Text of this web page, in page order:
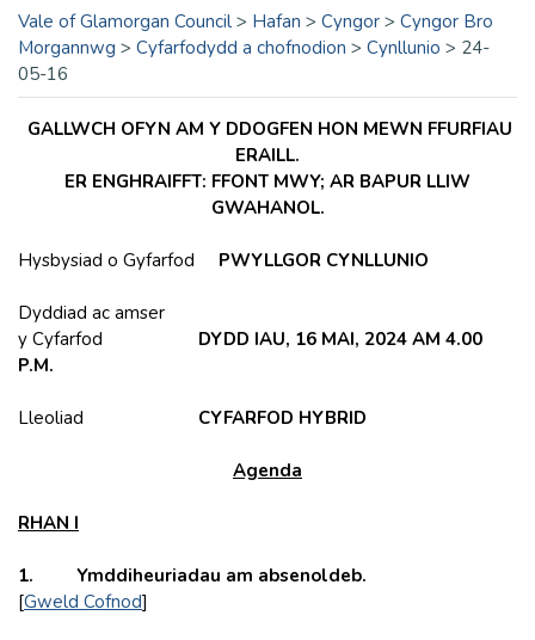
Vale of Glamorgan Council > Hafan > Cyngor > Cyngor Bro
Morgannwg > Cyfarfodydd a chofnodion > Cynllunio > 24-
05-16
GALLWCH OFYN AM Y DDOGFEN HON MEWN FFURFIAU
ERAILL.
ER ENGHRAIFFT: FFONT MWY; AR BAPUR LLIW
GWAHANOL.
Hysbysiad o Gyfarfod PWYLLGOR CYNLLUNIO
Dyddiad ac amser
y Cyfarfod DYDD IAU, 16 MAI, 2024 AM 4.00
P.M.
Lleoliad CYFARFOD HYBRID
Agenda
RHAN I
1. Ymddiheuriadau am absenoldeb.
[Gweld Cofnod]